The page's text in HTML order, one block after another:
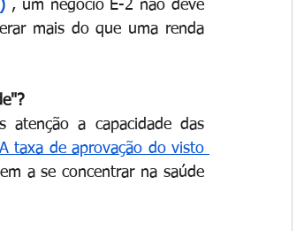
, um negócio E-2 não deve
mais do que uma renda
atenção a capacidade das
A taxa de aprovação do visto
a se concentrar na saúde